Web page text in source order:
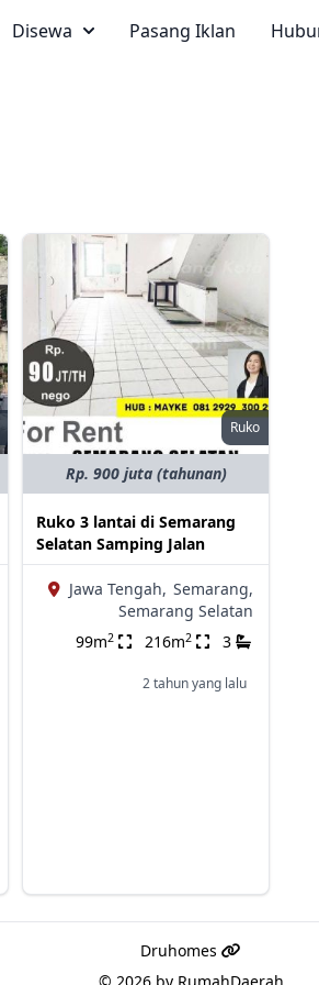
Disewa Pasang Iklan
Ruko
Rp. 900 juta (tahunan)
Ruko 3 lantai di Semarang
Selatan Samping Jalan
Jawa Tengah, Semarang,
Semarang Selatan
99m2 216m2 3
2 tahun yang lalu
Druhomes